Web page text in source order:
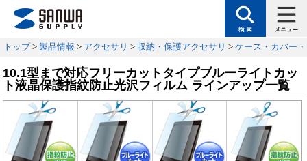
トップ > 製品情報 > アクセサリ > 収納・保護アクセサリ > ケース・カバー
10.1型まで対応フリーカットタイプブルーライトカッ
ト液晶保護指紋防止光沢フィルム ラインアップ一覧